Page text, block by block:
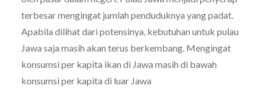
terbesar mengingat jumlah penduduknya yang padat.
Apabila dilihat dari potensinya, kebutuhan untuk pulau
Jawa saja masih akan terus berkembang. Mengingat
konsumsi per kapita ikan di Jawa masih di bawah
konsumsi per kapita di luar Jawa